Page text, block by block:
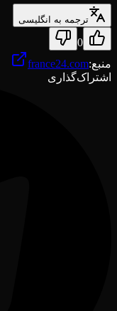
ترجمه به انگلیسی
0
منبع:
france24.com
اشتراک‌گذاری